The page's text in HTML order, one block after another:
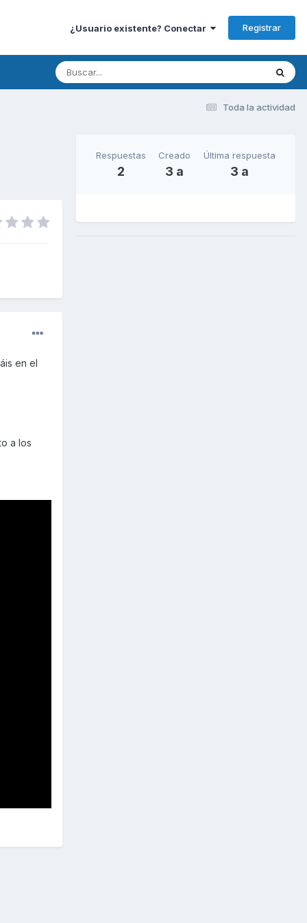
¿Usuario existente? Conectar Registrar
Toda la actividad
en el
a los
Respuestas
2
Creado
3 a
Última respuesta
3 a